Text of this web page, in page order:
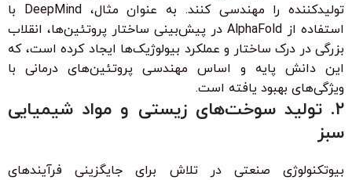
تولیدکننده را مهندسی کنند. به عنوان مثال، DeepMind با
استفاده از AlphaFold در پیش‌بینی ساختار پروتئین‌ها، انقلاب
بزرگی در درک ساختار و عملکرد بیولوژیک‌ها ایجاد کرده است، که
این دانش پایه و اساس مهندسی پروتئین‌های درمانی با
ویژگی‌های بهبود یافته است.
۲. تولید سوخت‌های زیستی و مواد شیمیایی
سبز
بیوتکنولوژی صنعتی در تلاش برای جایگزینی فرآیندهای